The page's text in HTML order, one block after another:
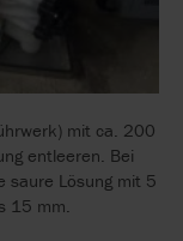
mit ca. 200
entleeren. Bei
saure Lösung mit 5
15 mm.